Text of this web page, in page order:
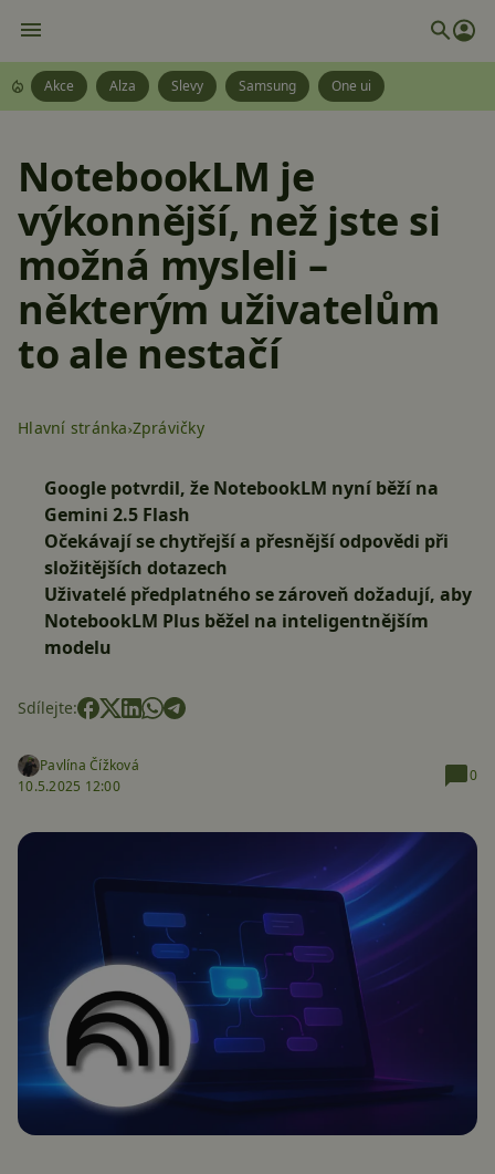
Akce Alza Slevy Samsung One ui
NotebookLM je
výkonnější, než jste si
možná mysleli –
některým uživatelům
to ale nestačí
Hlavní stránka Zprávičky
Google potvrdil, že NotebookLM nyní běží na
Gemini 2.5 Flash
Očekávají se chytřejší a přesnější odpovědi při
složitějších dotazech
Uživatelé předplatného se zároveň dožadují, aby
NotebookLM Plus běžel na inteligentnějším
modelu
Sdílejte:
Pavlína Čížková
10.5.2025 12:00
0